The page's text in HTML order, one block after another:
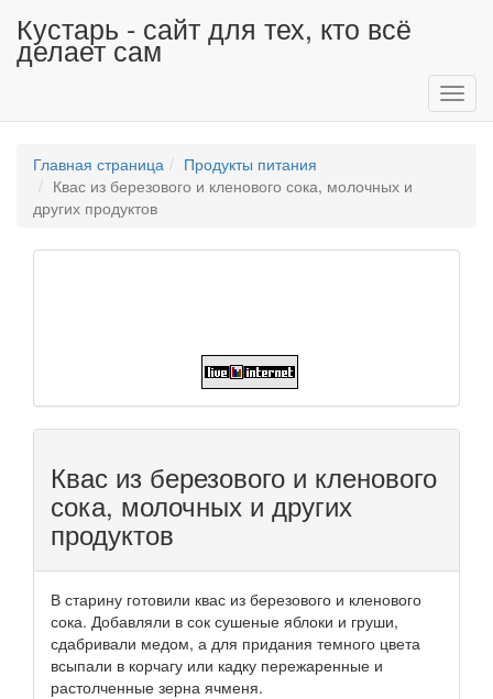
Кустарь - сайт для тех, кто всё
делает сам
Главная страница
Продукты питания
Квас из березового и кленового сока, молочных и
других продуктов
Квас из березового и кленового
сока, молочных и других
продуктов
В старину готовили квас из березового и кленового
сока. Добавляли в сок сушеные яблоки и груши,
сдабривали медом, а для придания темного цвета
всыпали в корчагу или кадку пережаренные и
растолченные зерна ячменя.